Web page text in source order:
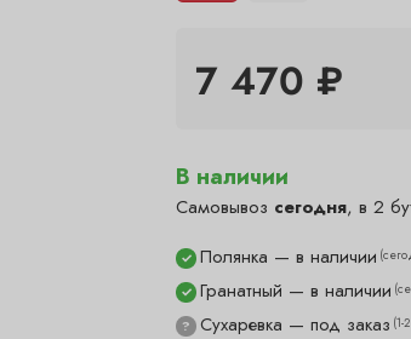
7 470 ₽
В наличии
Самовывоз сегодня, в 2
✓ Гранатный — в наличии
✓ Полянка — в наличии
? Сухаревка — под заказ (1-